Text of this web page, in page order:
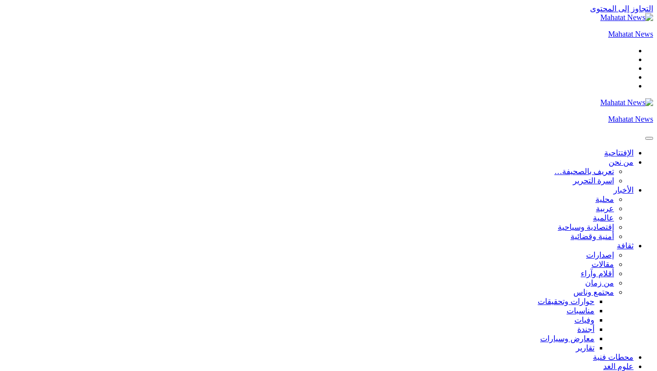
التجاوز إلى المحتوى
Mahatat News
Mahatat News
الإفتتاحية
من نحن
تعريف بالصحيفة…
اسرة التحرير
الأخبار
محلية
عربية
عالمية
إقتصادية وسياحية
أمنية وقضائية
ثقافة
إصدارات
مقالات
أقلام وآراء
من زمان
مجتمع وناس
حوارات وتحقيقات
مناسبات
وفيات
أجندة
معارض وسيارات
تقارير
محطات فنية
علوم الغد